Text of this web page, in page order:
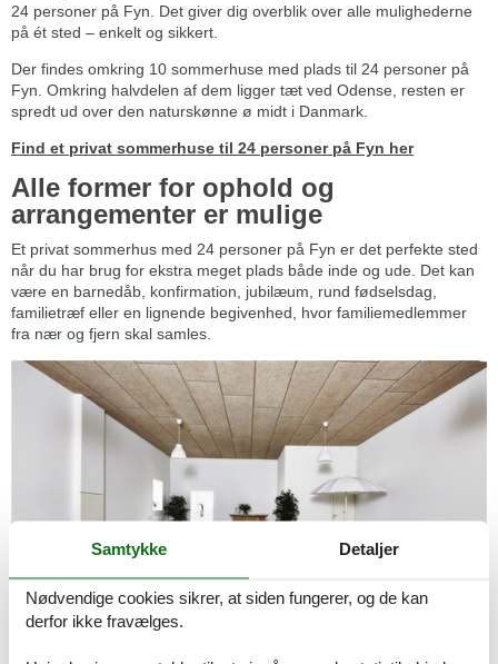
24 personer på Fyn. Det giver dig overblik over alle mulighederne
på ét sted – enkelt og sikkert.
Der findes omkring 10 sommerhuse med plads til 24 personer på
Fyn. Omkring halvdelen af dem ligger tæt ved Odense, resten er
spredt ud over den naturskønne ø midt i Danmark.
Find et privat sommerhuse til 24 personer på Fyn her
Alle former for ophold og
arrangementer er mulige
Et privat sommerhus med 24 personer på Fyn er det perfekte sted
når du har brug for ekstra meget plads både inde og ude. Det kan
være en barnedåb, konfirmation, jubilæum, rund fødselsdag,
familietræf eller en lignende begivenhed, hvor familiemedlemmer
fra nær og fjern skal samles.
Samtykke Detaljer
Nødvendige cookies sikrer, at siden fungerer, og de kan
derfor ikke fravælges.